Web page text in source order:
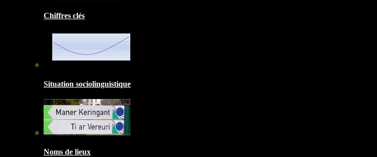
Chiffres clés
Situation sociolinguistique
Noms de lieux